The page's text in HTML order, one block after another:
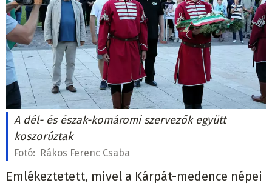
A dél- és észak-komáromi szervezők együtt
koszorúztak
Fotó: Rákos Ferenc Csaba
Emlékeztetett, mivel a Kárpát-medence népei